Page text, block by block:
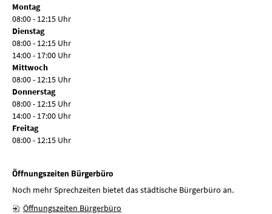
Montag
08:00 - 12:15 Uhr
Dienstag
08:00 - 12:15 Uhr
14:00 - 17:00 Uhr
Mittwoch
08:00 - 12:15 Uhr
Donnerstag
08:00 - 12:15 Uhr
14:00 - 17:00 Uhr
Freitag
08:00 - 12:15 Uhr
Öffnungszeiten Bürgerbüro
Noch mehr Sprechzeiten bietet das städtische Bürgerbüro an.
Öffnungszeiten Bürgerbüro